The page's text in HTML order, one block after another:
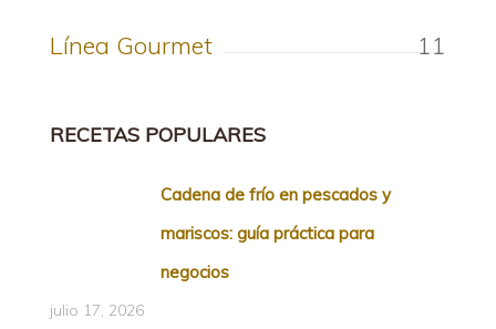
Línea Gourmet 11
RECETAS POPULARES
Cadena de frío en pescados y
mariscos: guía práctica para
negocios
julio 17, 2026